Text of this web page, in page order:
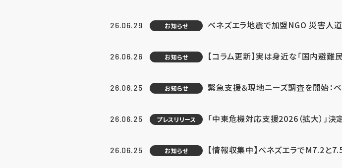
26.06.29 お知らせ ベネズエラ地震で加盟NGO 災害人
26.06.26 お知らせ 【コラム更新】実は身近な「国内避
26.06.25 お知らせ 緊急支援＆現地ニーズ調査を開始
26.06.25 プレスリリース 「中東危機対応支援2026（拡大）」決
26.06.25 お知らせ 【情報収集中】ベネズエラでM7.2と